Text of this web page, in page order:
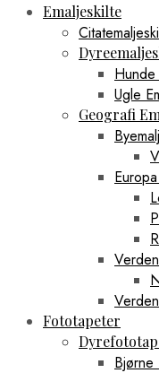
Emaljeskilte
Hunde
Ugle
Geografi
Fototapeter
Bjørne